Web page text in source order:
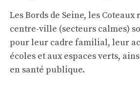
Les Bords de Seine, les
centre-ville (secteurs calmes)
pour leur cadre familial, leur
écoles et aux espaces verts,
en santé publique.